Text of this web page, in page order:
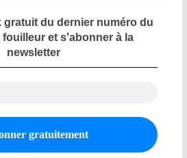
gratuit du dernier numéro du
fouilleur et s'abonner à la
newsletter